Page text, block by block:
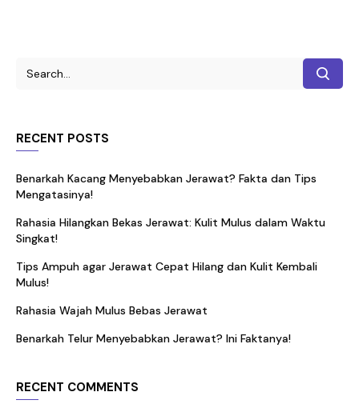
RECENT POSTS
Benarkah Kacang Menyebabkan Jerawat? Fakta dan Tips
Mengatasinya!
Rahasia Hilangkan Bekas Jerawat: Kulit Mulus dalam Waktu
Singkat!
Tips Ampuh agar Jerawat Cepat Hilang dan Kulit Kembali
Mulus!
Rahasia Wajah Mulus Bebas Jerawat
Benarkah Telur Menyebabkan Jerawat? Ini Faktanya!
RECENT COMMENTS